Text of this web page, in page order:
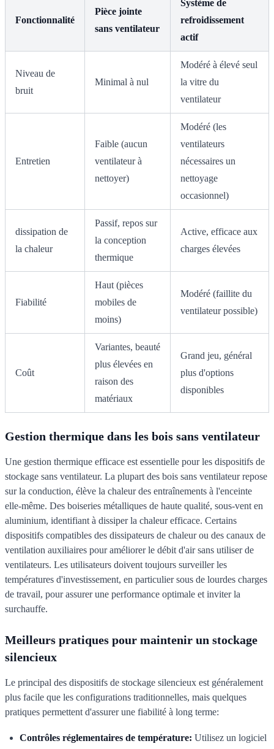
Fonctionnalité
Pièce jointe
sans ventilateur
Système de
refroidissement
actif
Niveau de
bruit
Minimal à nul
Modéré à élevé seul
la vitre du
ventilateur
Entretien
Faible (aucun
ventilateur à
nettoyer)
Modéré (les
ventilateurs
nécessaires un
nettoyage
occasionnel)
dissipation de
la chaleur
Passif, repos sur
la conception
thermique
Active, efficace aux
charges élevées
Fiabilité
Haut (pièces
mobiles de
moins)
Modéré (faillite du
ventilateur possible)
Coût
Variantes, beauté
plus élevées en
raison des
matériaux
Grand jeu, général
plus d'options
disponibles
Gestion thermique dans les bois sans ventilateur
Une gestion thermique efficace est essentielle pour les dispositifs de
stockage sans ventilateur. La plupart des bois sans ventilateur repose
sur la conduction, élève la chaleur des entraînements à l'enceinte
elle-même. Des boiseries métalliques de haute qualité, sous-vent en
aluminium, identifiant à dissiper la chaleur efficace. Certains
dispositifs compatibles des dissipateurs de chaleur ou des canaux de
ventilation auxiliaires pour améliorer le débit d'air sans utiliser de
ventilateurs. Les utilisateurs doivent toujours surveiller les
températures d'investissement, en particulier sous de lourdes charges
de travail, pour assurer une performance optimale et inviter la
surchauffe.
Meilleurs pratiques pour maintenir un stockage
silencieux
Le principal des dispositifs de stockage silencieux est généralement
plus facile que les configurations traditionnelles, mais quelques
pratiques permettent d'assurer une fiabilité à long terme:
Contrôles réglementaires de température: Utilisez un logiciel